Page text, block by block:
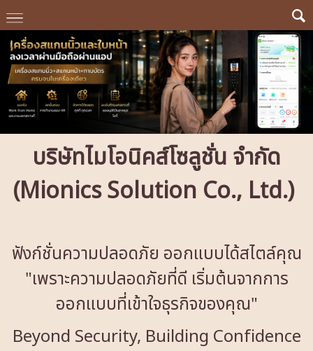
บริษัทไมโอนิคส์โซลูชั่น จำกัด
(Mionics Solution Co., Ltd.)
ฟังก์ชั่นความปลอดภัย ออกแบบได้สไตล์คุณ
"เพราะความปลอดภัยที่ดี เริ่มต้นจากการ
ออกแบบที่เข้าใจธุรกิจของคุณ"
Beyond Security, Building Confidence